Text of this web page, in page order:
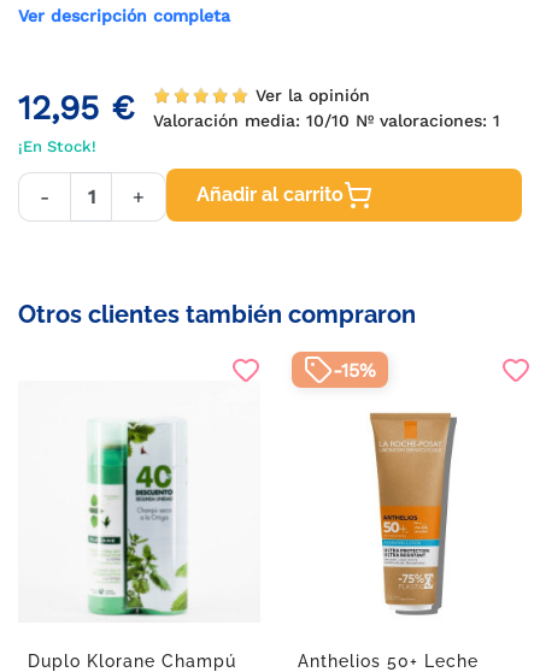
Ver descripción completa
12,95 €
Ver la opinión
Valoración media: 10/10 Nº valoraciones: 1
¡En Stock!
- + Añadir al carrito
Otros clientes también compraron
Duplo Klorane Champú
Anthelios 50+ Leche
-15%